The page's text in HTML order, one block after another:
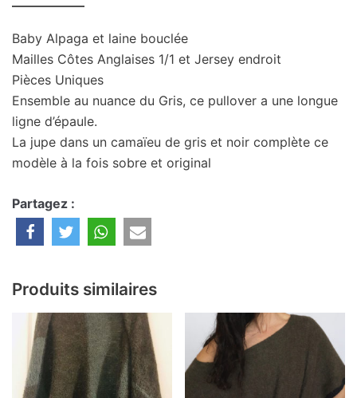
Baby Alpaga et laine bouclée
Mailles Côtes Anglaises 1/1 et Jersey endroit
Pièces Uniques
Ensemble au nuance du Gris, ce pullover a une longue
ligne d’épaule.
La jupe dans un camaïeu de gris et noir complète ce
modèle à la fois sobre et original
Partagez :
Produits similaires